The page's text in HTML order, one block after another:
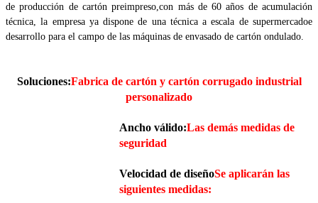
de producción de cartón preimpreso,con más de 60 años de acumulación
técnica, la empresa ya dispone de una técnica a escala de supermercadoe
desarrollo para el campo de las máquinas de envasado de cartón ondulado.
Soluciones:Fabrica de cartón y cartón corrugado industrial
personalizado
Ancho válido:Las demás medidas de
seguridad
Velocidad de diseñoSe aplicarán las
siguientes medidas: